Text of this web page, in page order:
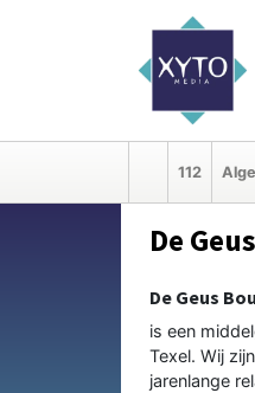
112
De
De Geus
is een
Texel. Wij
jarenlange